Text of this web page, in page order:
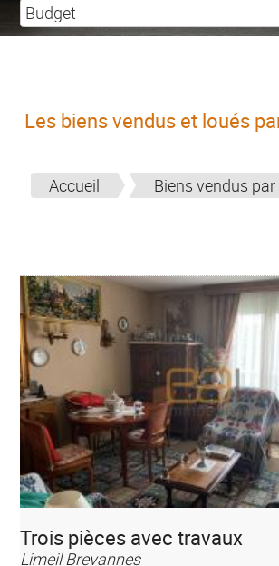
Les biens vendus et loués
Accueil Biens vendus
Trois pièces avec travaux
Limeil Brevannes